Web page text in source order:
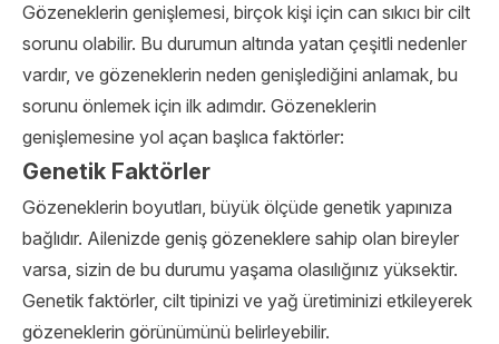
Gözeneklerin genişlemesi, birçok kişi için can sıkıcı bir cilt
sorunu olabilir. Bu durumun altında yatan çeşitli nedenler
vardır, ve gözeneklerin neden genişlediğini anlamak, bu
sorunu önlemek için ilk adımdır. Gözeneklerin
genişlemesine yol açan başlıca faktörler:
Genetik Faktörler
Gözeneklerin boyutları, büyük ölçüde genetik yapınıza
bağlıdır. Ailenizde geniş gözeneklere sahip olan bireyler
varsa, sizin de bu durumu yaşama olasılığınız yüksektir.
Genetik faktörler, cilt tipinizi ve yağ üretiminizi etkileyerek
gözeneklerin görünümünü belirleyebilir.